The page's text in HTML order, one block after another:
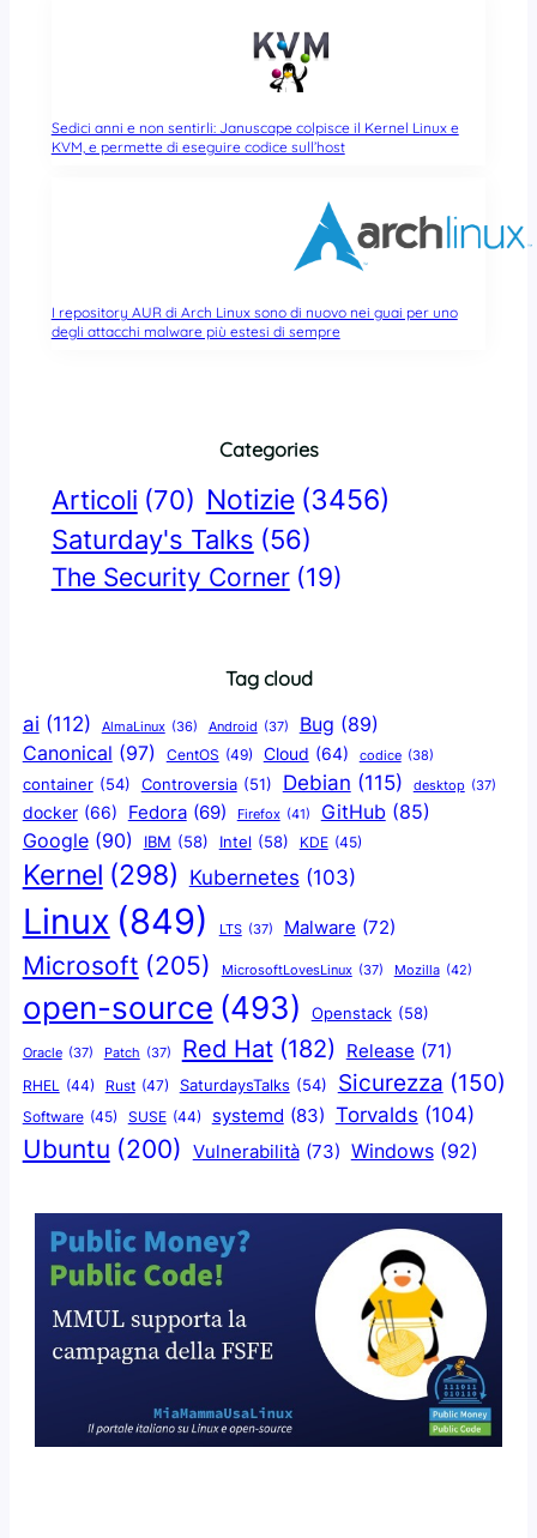
Sedici anni e non sentirli: Januscape colpisce il Kernel Linux e
KVM, e permette di eseguire codice sull’host
I repository AUR di Arch Linux sono di nuovo nei guai per uno
degli attacchi malware più estesi di sempre
Categories
Articoli (70) Notizie (3456)
Saturday's Talks (56)
The Security Corner (19)
Tag cloud
ai (112) AlmaLinux (36) Android (37) Bug (89)
Canonical (97) CentOS (49) Cloud (64) codice (38)
container (54) Controversia (51) Debian (115) desktop (37)
docker (66) Fedora (69) Firefox (41) GitHub (85)
Google (90) IBM (58) Intel (58) KDE (45)
Kernel (298) Kubernetes (103)
Linux (849) LTS (37) Malware (72)
Microsoft (205) MicrosoftLovesLinux (37) Mozilla (42)
open-source (493) Openstack (58)
Oracle (37) Patch (37) Red Hat (182) Release (71)
RHEL (44) Rust (47) SaturdaysTalks (54) Sicurezza (150)
Software (45) SUSE (44) systemd (83) Torvalds (104)
Ubuntu (200) Vulnerabilità (73) Windows (92)